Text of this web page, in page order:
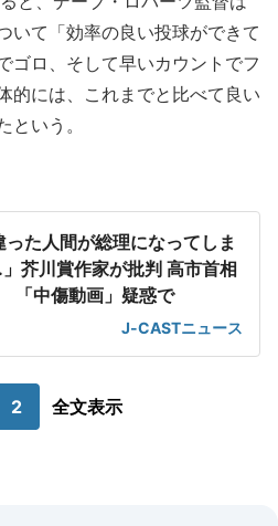
いて「効率の良い投球ができて
ゴロ、そして早いカウントでフ
的には、これまでと比べて良い
いう。
った人間が総理になってしま
芥川賞作家が批判 高市首相
「中傷動画」疑惑で
J-CASTニュース
2 全文表示